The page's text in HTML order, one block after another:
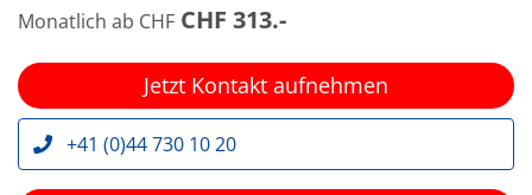
Monatlich ab CHF CHF 313.-
Jetzt Kontakt aufnehmen
+41 (0)44 730 10 20